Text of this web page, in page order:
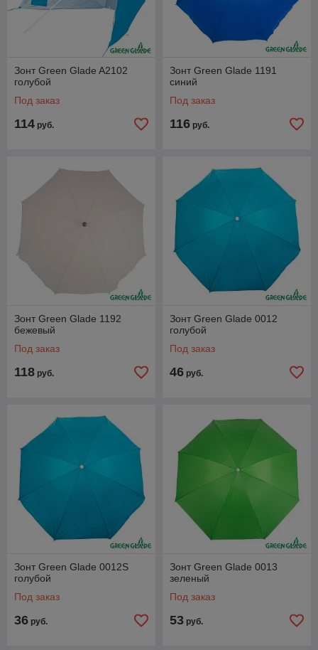
Зонт Green Glade A2102
голубой
Под заказ
114 руб.
Зонт Green Glade 1191
синий
Под заказ
116 руб.
Зонт Green Glade 1192
бежевый
Под заказ
118 руб.
Зонт Green Glade 0012
голубой
Под заказ
46 руб.
Зонт Green Glade 0012S
голубой
Под заказ
36 руб.
Зонт Green Glade 0013
зеленый
Под заказ
53 руб.